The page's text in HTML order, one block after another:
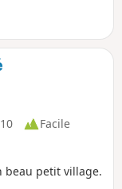
du bois de
temps s'est
Facile
beau petit village.